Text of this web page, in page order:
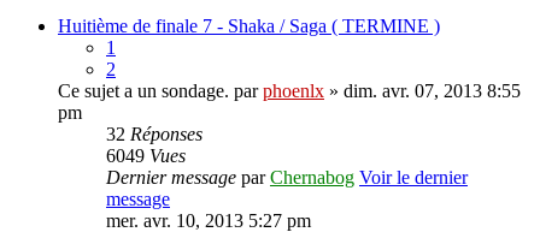
Huitième de finale 7 - Shaka / Saga ( TERMINE )
1
2
Ce sujet a un sondage. parphoenlx » dim. avr. 07, 2013 8:55
pm
32 Réponses
6049 Vues
Dernier message parChernabog Voir le dernier
message
mer. avr. 10, 2013 5:27 pm